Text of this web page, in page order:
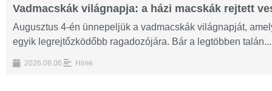
Vadmacskák világnapja: a házi macskák rejtett
Augusztus 4-én ünnepeljük a vadmacskák világnapját,
egyik legrejtőzködőbb ragadozójára. Bár a legtöbben talán...
2026.08.06. Hírek